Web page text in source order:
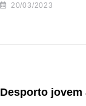
20/03/2023
Desporto jovem